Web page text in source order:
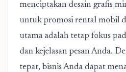
menciptakan desain grafis
untuk promosi rental mobil
utama adalah tetap fokus
dan kejelasan pesan Anda.
tepat, bisnis Anda dapat